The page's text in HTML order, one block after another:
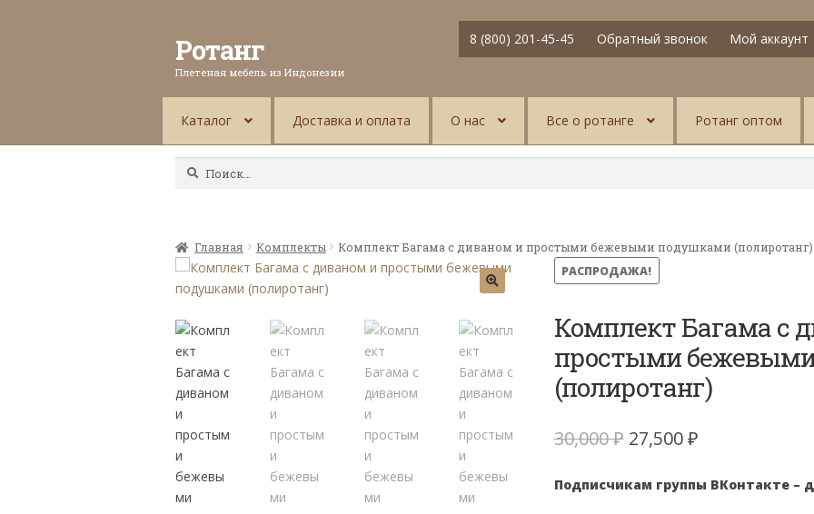
Ротанг
Плетеная мебель из Индонезии
8 (800) 201-45-45 Обратный звонок Мой аккаунт
Каталог Доставка и оплата О нас Все о ротанге Ротанг оптом
Найти:
Главная Комплекты Комплект Багама с диваном и простыми бежевыми подушками (полиротанг)
РАСПРОДАЖА!
Комплект Багама с
простыми
(полиротанг)
30,000₽ Первоначальная
составляла
30,000 ₽.
27,500₽Текущая
27,500 ₽.
Подписчикам группы ВКонтакте –